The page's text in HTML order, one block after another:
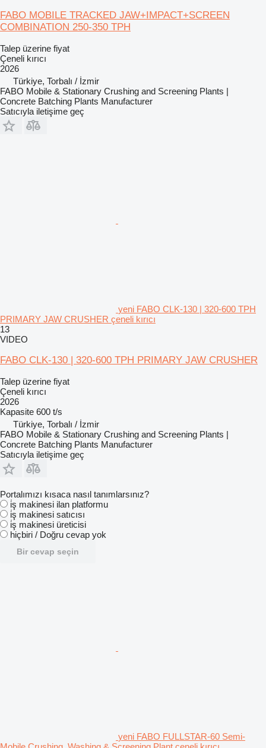
FABO MOBILE TRACKED JAW+IMPACT+SCREEN
COMBINATION 250-350 TPH
Talep üzerine fiyat
Çeneli kırıcı
2026
Türkiye, Torbalı / İzmir
FABO Mobile & Stationary Crushing and Screening Plants |
Concrete Batching Plants Manufacturer
Satıcıyla iletişime geç
yeni FABO CLK-130 | 320-600 TPH
PRIMARY JAW CRUSHER çeneli kırıcı
13
VIDEO
FABO CLK-130 | 320-600 TPH PRIMARY JAW CRUSHER
Talep üzerine fiyat
Çeneli kırıcı
2026
Kapasite 600 t/s
Türkiye, Torbalı / İzmir
FABO Mobile & Stationary Crushing and Screening Plants |
Concrete Batching Plants Manufacturer
Satıcıyla iletişime geç
Portalımızı kısaca nasıl tanımlarsınız?
i̇ş makinesi ilan platformu
i̇ş makinesi satıcısı
i̇ş makinesi üreticisi
hiçbiri / Doğru cevap yok
Bir cevap seçin
yeni FABO FULLSTAR-60 Semi-